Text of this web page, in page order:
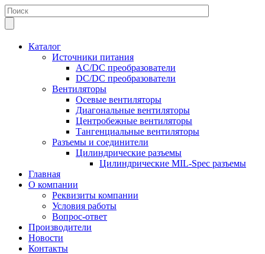
Каталог
Источники питания
AC/DC преобразователи
DC/DC преобразователи
Вентиляторы
Осевые вентиляторы
Диагональные вентиляторы
Центробежные вентиляторы
Тангенциальные вентиляторы
Разъемы и соединители
Цилиндрические разъемы
Цилиндрические MIL-Spec разъемы
Главная
О компании
Реквизиты компании
Условия работы
Вопрос-ответ
Производители
Новости
Контакты